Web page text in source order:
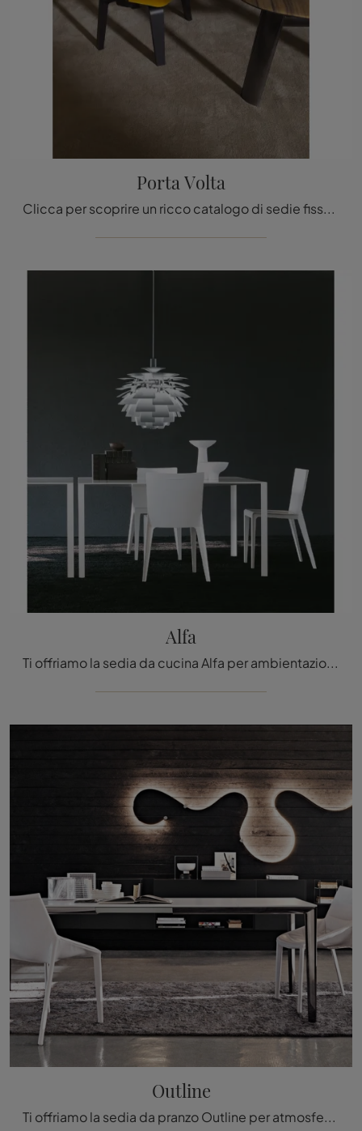
Porta Volta
Clicca per scoprire un ricco catalogo di sedie fisse per stanze design: il modello Porta Volta di Molteni & C ti attende!
Alfa
Ti offriamo la sedia da cucina Alfa per ambientazioni design, tra le più originali Sedie fisse di Molteni & C.
Outline
Ti offriamo la sedia da pranzo Outline per atmosfere design, tra le più belle Sedie fisse di Molteni & C.